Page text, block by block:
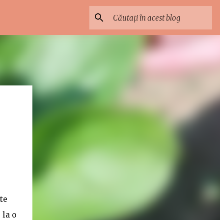
la o